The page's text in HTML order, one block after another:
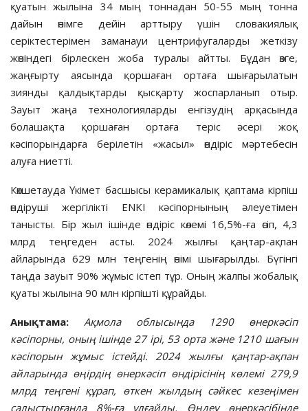
қуатын жылына 34 мың тоннадан 50-55 мың тонна
дайын өнімге дейін арттыру үшін словакиялық
серіктестерімен заманауи центрифугаларды жеткізу
жөніндегі бірлескен жоба туралы айтты. Бұдан өзге,
жаңғырту аясында қоршаған ортаға шығарылатын
зиянды қалдықтарды қысқарту жоспарланып отыр.
Зауыт жаңа технологияларды енгізудің арқасында
болашақта қоршаған ортаға теріс әсері жоқ
кәсіпорындарға берілетін «жасыл» өндіріс мәртебесін
алуға ниетті.
Көкшетауда Үкімет басшысы керамикалық қаптама кірпіш
өндіруші жергілікті ENKI кәсіпорнының әлеуетімен
танысты. Бір жыл ішінде өндіріс көлемі 16,5%-ға өсіп, 4,3
млрд теңгеден асты. 2024 жылғы қаңтар-ақпан
айларында 629 млн теңгенің өнімі шығарылды. Бүгінгі
таңда зауыт 90% жұмыс істеп тұр. Оның жалпы жобалық
қуаты жылына 90 млн кірпішті құрайды.
Анықтама: Ақмола облысында 1290 өнеркәсіп
кәсіпорны, оның ішінде 27 ірі, 53 орта және 1210 шағын
кәсіпорын жұмыс істейді. 2024 жылғы қаңтар-ақпан
айларында өңірдің өнеркәсіп өндірісінің көлемі 279,9
млрд теңгені құрап, өткен жылдың сәйкес кезеңімен
салыстырғанда 8%-ға ұлғайды. Өңдеу өнеркәсібінде